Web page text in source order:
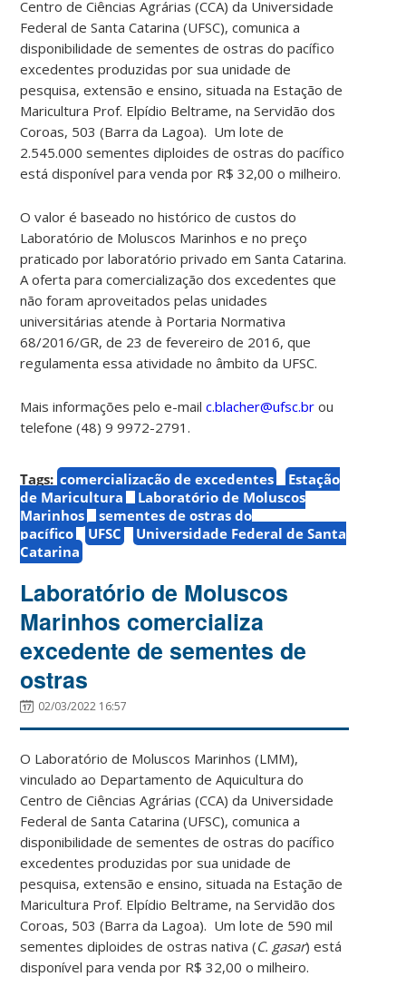
Centro de Ciências Agrárias (CCA) da Universidade
Federal de Santa Catarina (UFSC), comunica a
disponibilidade de sementes de ostras do pacífico
excedentes produzidas por sua unidade de
pesquisa, extensão e ensino, situada na Estação de
Maricultura Prof. Elpídio Beltrame, na Servidão dos
Coroas, 503 (Barra da Lagoa). Um lote de
2.545.000 sementes diploides de ostras do pacífico
está disponível para venda por R$ 32,00 o milheiro.
O valor é baseado no histórico de custos do
Laboratório de Moluscos Marinhos e no preço
praticado por laboratório privado em Santa Catarina.
A oferta para comercialização dos excedentes que
não foram aproveitados pelas unidades
universitárias atende à Portaria Normativa
68/2016/GR, de 23 de fevereiro de 2016, que
regulamenta essa atividade no âmbito da UFSC.
Mais informações pelo e-mailc.blacher@ufsc.br ou
telefone (48) 9 9972-2791.
Tags: comercialização de excedentes
Estação
de Maricultura
Laboratório de Moluscos
Marinhos
sementes de ostras do
pacífico
UFSC
Universidade Federal de Santa
Catarina
Laboratório de Moluscos
Marinhos comercializa
excedente de sementes de
ostras
02/03/2022 16:57
O Laboratório de Moluscos Marinhos (LMM),
vinculado ao Departamento de Aquicultura do
Centro de Ciências Agrárias (CCA) da Universidade
Federal de Santa Catarina (UFSC), comunica a
disponibilidade de sementes de ostras do pacífico
excedentes produzidas por sua unidade de
pesquisa, extensão e ensino, situada na Estação de
Maricultura Prof. Elpídio Beltrame, na Servidão dos
Coroas, 503 (Barra da Lagoa). Um lote de 590 mil
sementes diploides de ostras nativa (C. gasar) está
disponível para venda por R$ 32,00 o milheiro.